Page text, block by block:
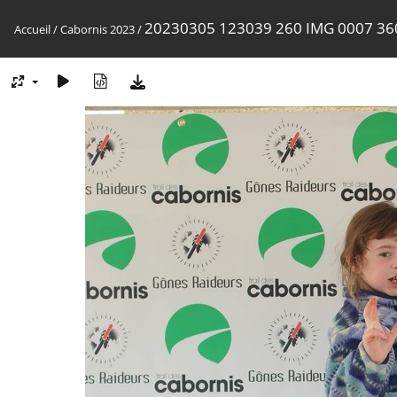
Accueil/Cabornis 2023/20230305 123039 260 IMG 0007